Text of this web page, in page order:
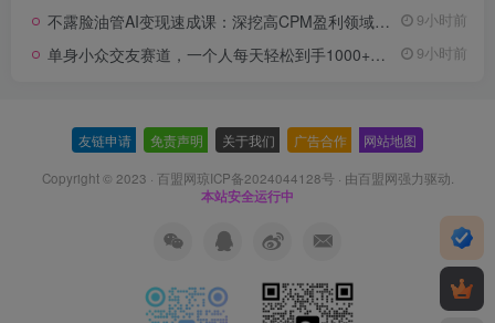
不露脸油管AI变现速成课：深挖高CPM盈利领域，零出镜打造YouTube稳定收益账号 9小时前
单身小众交友赛道，一个人每天轻松到手1000+，落地快、见效稳【揭秘】 9小时前
友链申请 免责声明 关于我们 广告合作 网站地图
Copyright © 2023 · 百盟网琼ICP备2024044128号 · 由百盟网强力驱动.
本站安全运行中